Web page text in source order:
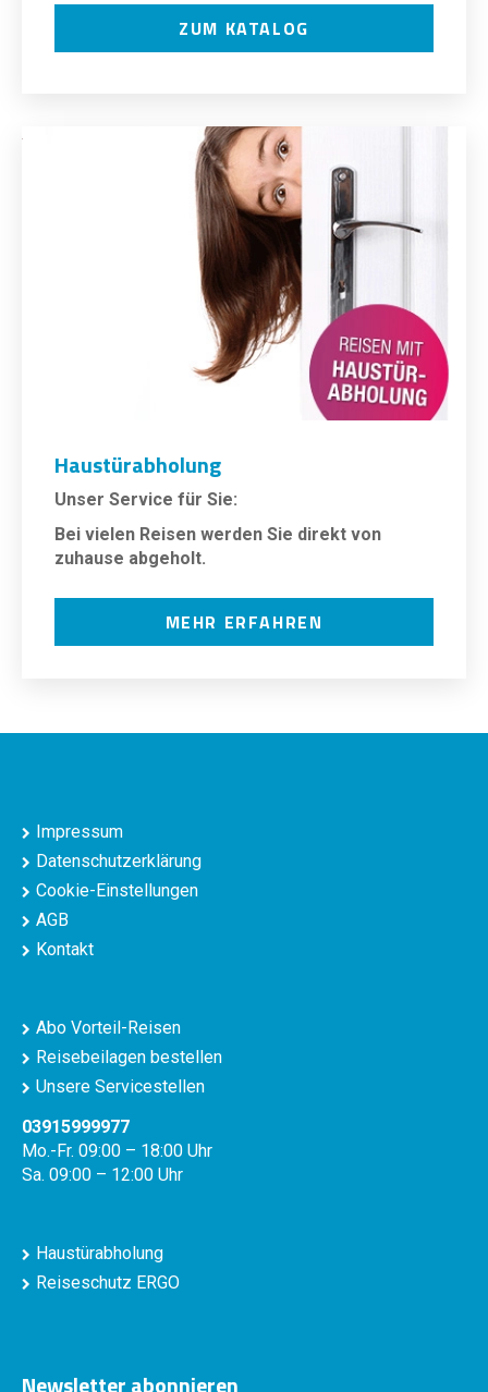
ZUM KATALOG
Haustürabholung
Unser Service für Sie:
Bei vielen Reisen werden Sie direkt von
zuhause abgeholt.
MEHR ERFAHREN
Impressum
Datenschutzerklärung
Cookie-Einstellungen
AGB
Kontakt
Abo Vorteil-Reisen
Reisebeilagen bestellen
Unsere Servicestellen
03915999977
Mo.-Fr. 09:00 – 18:00 Uhr
Sa. 09:00 – 12:00 Uhr
Haustürabholung
Reiseschutz ERGO
Newsletter abonnieren